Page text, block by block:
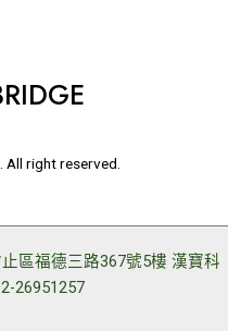
All right reserved.
區福德三路367號5樓 漢寶科
26951257